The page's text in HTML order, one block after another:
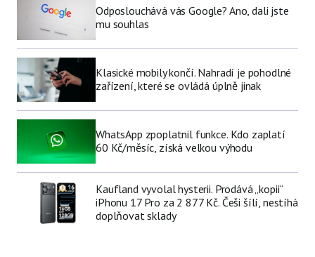
Odposlouchává vás Google? Ano, dali jste
mu souhlas
Klasické mobily končí. Nahradí je pohodlné
zařízení, které se ovládá úplně jinak
WhatsApp zpoplatnil funkce. Kdo zaplatí
60 Kč/měsíc, získá velkou výhodu
Kaufland vyvolal hysterii. Prodává „kopii“
iPhonu 17 Pro za 2 877 Kč. Češi šílí, nestíhá
doplňovat sklady